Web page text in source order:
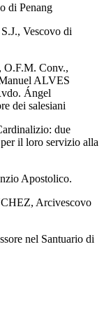
di Penang
Vescovo di
Conv.,
ALVES
Ángel
dei salesiani
due
il loro servizio alla
Apostolico.
Arcivescovo
nel Santuario di